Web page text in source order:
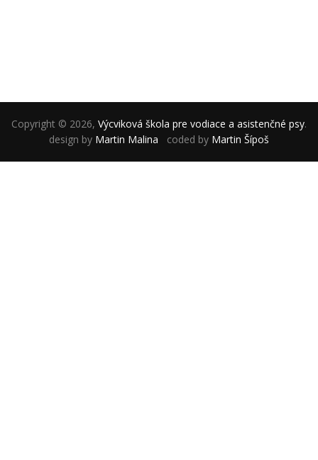
Copyright © 2026, Výcviková škola pre vodiace a asistenčné psy.
design by Martin Malina coded by Martin Šípoš